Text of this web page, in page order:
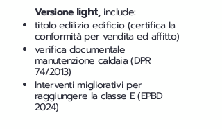
Versione light,include:
titolo edilizio edificio (certifica la
conformità per vendita ed affitto)
verifica documentale
manutenzione caldaia (DPR
74/2013)
Interventi migliorativi per
raggiungere la classe E (EPBD
2024)